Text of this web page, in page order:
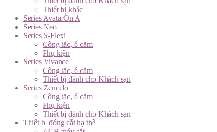
Thiết bị khác
Series AvatarOn A
Series Neo
Series S-Flexi
Công tắc, ổ cắm
Phụ kiện
Series Vivance
Công tắc, ổ cắm
Thiết bị dành cho Khách sạn
Series Zencelo
Công tắc, ổ cắm
Phụ kiện
Thiết bị dành cho Khách sạn
Thiết bị đóng cắt hạ thế